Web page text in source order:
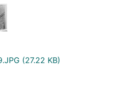
(27.22 KB)